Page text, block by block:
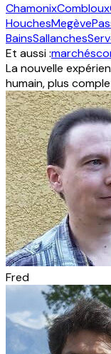
ChamonixCombloux
HouchesMegève
BainsSallanches
Et aussi :marchés
La nouvelle
humain, plus
Fred